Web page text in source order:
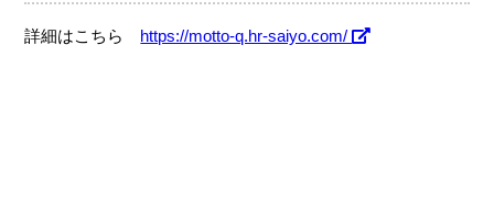
詳細はこちら https://motto-q.hr-saiyo.com/